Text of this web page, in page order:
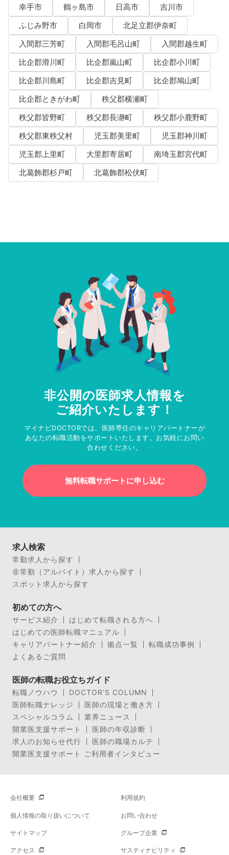
幸手市
鶴ヶ島市 日高市
吉川市
ふじみ野市
白岡市
北足立郡伊奈町
入間郡三芳町
入間郡毛呂山町
入間郡越生町
比企郡滑川町
比企郡嵐山町
比企郡小川町
比企郡川島町
比企郡吉見町
比企郡鳩山町
比企郡ときがわ町
秩父郡横瀬町
秩父郡皆野町
秩父郡長瀞町
秩父郡小鹿野町
秩父郡東秩父村
児玉郡美里町
児玉郡神川町
児玉郡上里町
大里郡寄居町
南埼玉郡宮代町
北葛飾郡杉戸町
北葛飾郡松伏町
非公開の医師求人情報を
ご紹介いたします！
マイナビDOCTORでは、医師専任のキャリアパートナーが
あなたの転職活動をサポートいたします。お気軽にお問い
合わせください。
無料転職サポートに申し込む
求人検索
常勤求人から探す
非常勤（アルバイト）求人から探す
スポット求人から探す
初めての方へ
サービス紹介
はじめて転職される方へ
はじめての医師転職マニュアル
キャリアパートナー紹介
拠点一覧
転職成功事例
よくあるご質問
医師の転職お役立ちガイド
転職ノウハウ
DOCTOR’S COLUMN
医師転職ナレッジ
医師の現場と働き方
スペシャルコラム
業界ニュース
開業医支援サポート
医師の年収診断
求人のお知らせ代行
医師の職場カルテ
開業医支援サポート ご利用者インタビュー
会社概要 利用規約
個人情報の取り扱いについて お問い合わせ
サイトマップ グループ企業
アクセス サスティナビリティ